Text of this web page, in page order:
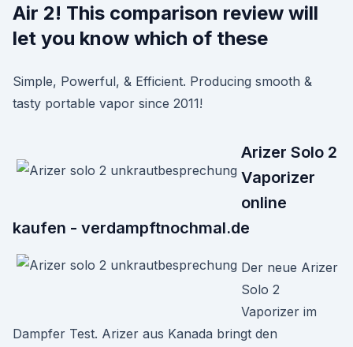
Air 2! This comparison review will
let you know which of these
Simple, Powerful, & Efficient. Producing smooth &
tasty portable vapor since 2011!
Arizer Solo 2
Vaporizer
online
kaufen - verdampftnochmal.de
Der neue Arizer
Solo 2
Vaporizer im
Dampfer Test. Arizer aus Kanada bringt den